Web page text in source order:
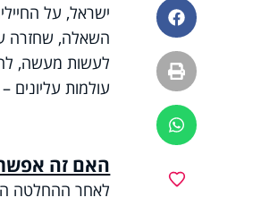
פייסבוק
הדפסה
ווטסאפ
ישראל, על
השאלה, שחזרה
לעשות מעשה,
עולמות
האם זה
לאחר ההחלטה